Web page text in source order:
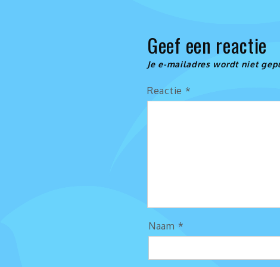
Geef een reactie
Je e-mailadres wordt niet
Reactie *
Naam *